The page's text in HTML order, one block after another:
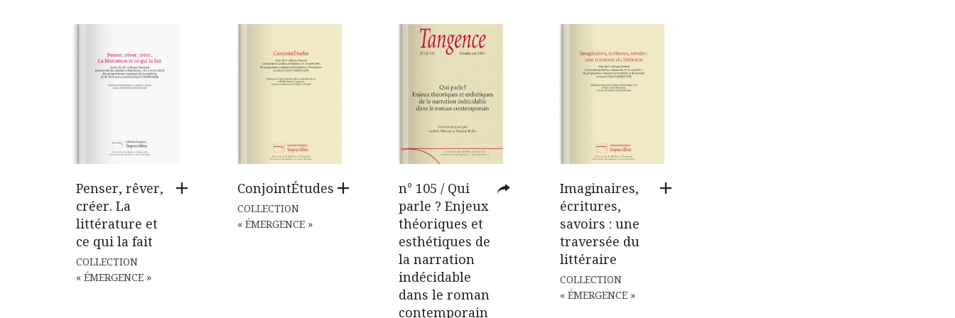
Penser, rêver,
créer. La
littérature et
ce qui la fait
COLLECTION
« ÉMERGENCE »
ConjointÉtudes
COLLECTION
« ÉMERGENCE »
n° 105 / Qui
parle ? Enjeux
théoriques et
esthétiques de
la narration
indécidable
dans le roman
contemporain
Imaginaires,
écritures,
savoirs : une
traversée du
littéraire
COLLECTION
« ÉMERGENCE »